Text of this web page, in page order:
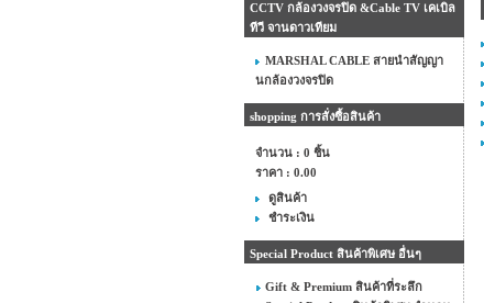
CCTV กล้องวงจรปิด &Cable TV เคเบิล
ทีวี จานดาวเทียม
MARSHAL CABLE สายนำสัญญา
นกล้องวงจรปิด
shopping การสั่งซื้อสินค้า
จำนวน : 0 ชิ้น
ราคา : 0.00
ดูสินค้า
ชำระเงิน
Special Product สินค้าพิเศษ อื่นๆ
Gift & Premium สินค้าที่ระลึก